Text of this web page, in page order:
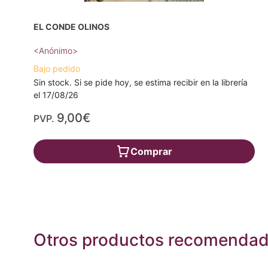
EL CONDE OLINOS
<Anónimo>
Bajo pedido
Sin stock. Si se pide hoy, se estima recibir en la librería
el 17/08/26
PVP. 9,00€
Comprar
Otros productos